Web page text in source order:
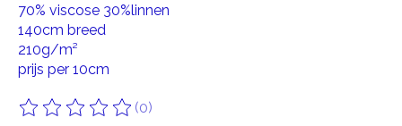
70% viscose 30%linnen
140cm breed
210g/m²
prijs per 10cm
De beoordeling van dit product is
(0)